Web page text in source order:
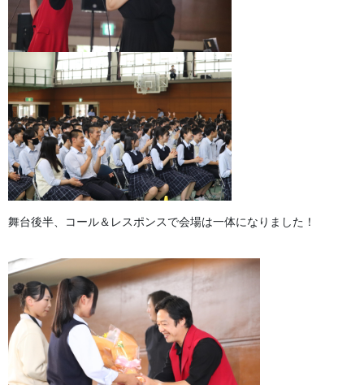
舞台後半、コール＆レスポンスで会場は一体になりました！